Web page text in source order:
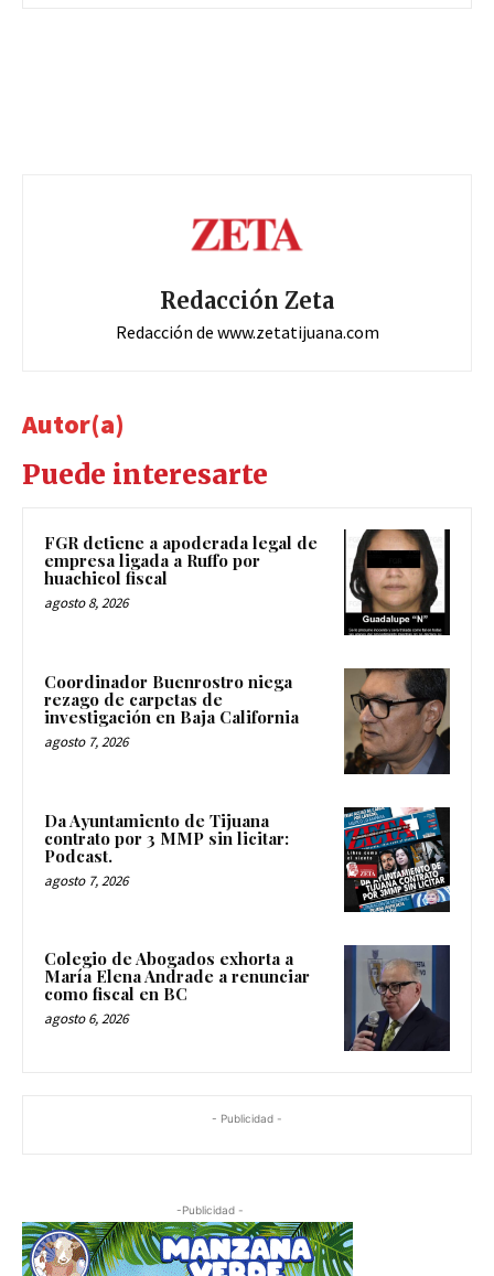
Redacción Zeta
Redacción de www.zetatijuana.com
Autor(a)
Puede interesarte
FGR detiene a apoderada legal de
empresa ligada a Ruffo por
huachicol fiscal
agosto 8, 2026
Coordinador Buenrostro niega
rezago de carpetas de
investigación en Baja California
agosto 7, 2026
Da Ayuntamiento de Tijuana
contrato por 3 MMP sin licitar:
Podcast.
agosto 7, 2026
Colegio de Abogados exhorta a
María Elena Andrade a renunciar
como fiscal en BC
agosto 6, 2026
- Publicidad -
-Publicidad -